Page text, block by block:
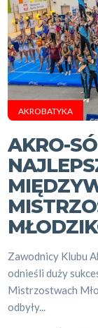
AKROBATYKA
AKRO-
Zawodnicy Klubu
odnieśli duży
Mistrzostwach
odbyły...